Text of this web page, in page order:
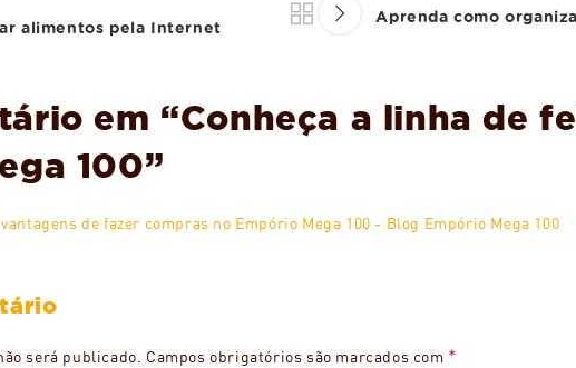
alimentos pela Internet
Aprenda como
em “Conheça a linha de
100”
vantagens de fazer compras no Empório Mega 100 - Blog Empório Mega 100
será publicado. Campos obrigatórios são marcados com *